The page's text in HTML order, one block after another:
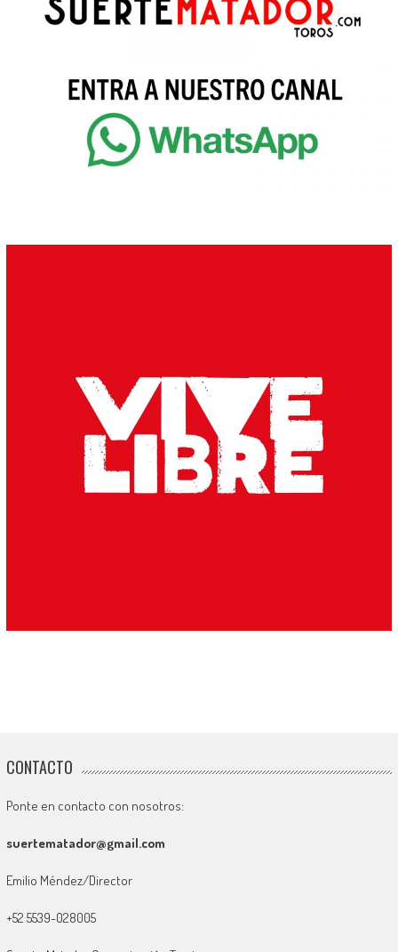
CONTACTO
Ponte en contacto con nosotros:
suertematador@gmail.com
Emilio Méndez/Director
+52 5539-028005